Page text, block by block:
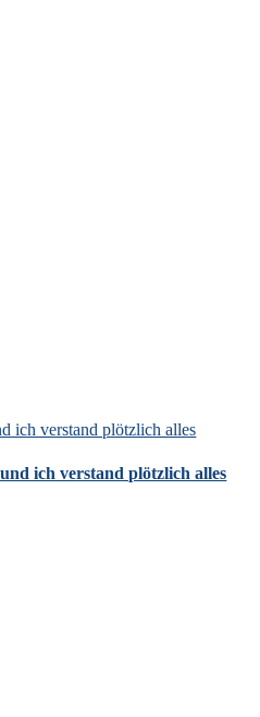
ich verstand plötzlich alles
ich verstand plötzlich alles